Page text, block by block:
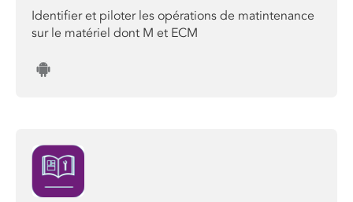
Identifier et piloter les opérations de matintenance
sur le matériel dont M et ECM